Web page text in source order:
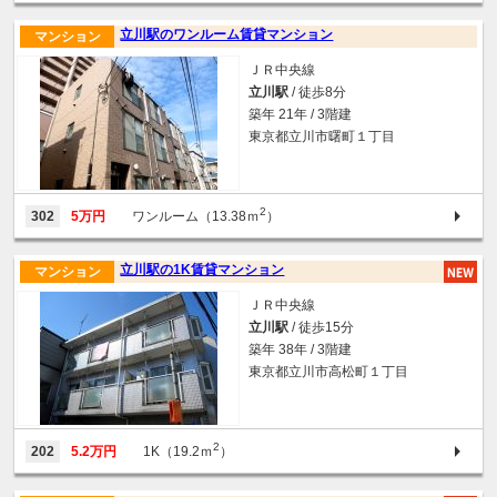
立川駅のワンルーム賃貸マンション
マンション
ＪＲ中央線
立川駅 / 徒歩8分
築年 21年 / 3階建
東京都立川市曙町１丁目
302 5万円 ワンルーム（13.38ｍ2 ）
立川駅の1K賃貸マンション
マンション
ＪＲ中央線
立川駅 / 徒歩15分
築年 38年 / 3階建
東京都立川市高松町１丁目
202 5.2万円 1K（19.2ｍ2 ）